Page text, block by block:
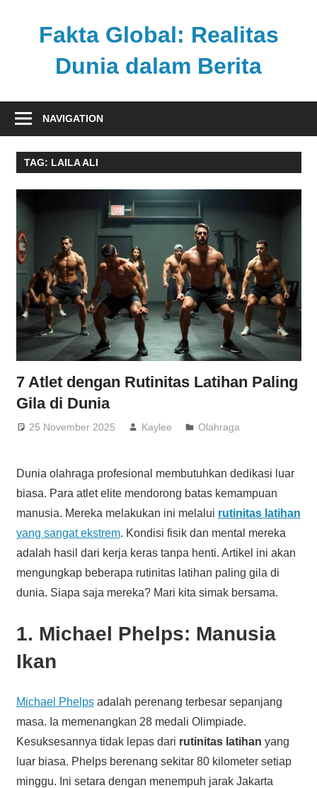
Fakta Global: Realitas
Dunia dalam Berita
kabar
dari
berbagai
pandang
NAVIGATION
TAG: LAILA ALI
7 Atlet dengan Rutinitas Latihan Paling
Gila di Dunia
25 November 2025 Kaylee Olahraga
Dunia olahraga profesional membutuhkan dedikasi luar
biasa. Para atlet elite mendorong batas kemampuan
manusia. Mereka melakukan ini melalui rutinitas latihan
yang sangat ekstrem. Kondisi fisik dan mental mereka
adalah hasil dari kerja keras tanpa henti. Artikel ini akan
mengungkap beberapa rutinitas latihan paling gila di
dunia. Siapa saja mereka? Mari kita simak bersama.
1. Michael Phelps: Manusia
Ikan
Michael Phelpsadalah perenang terbesar sepanjang
masa. Ia memenangkan 28 medali Olimpiade.
Kesuksesannya tidak lepas dari rutinitas latihan yang
luar biasa. Phelps berenang sekitar 80 kilometer setiap
minggu. Ini setara dengan menempuh jarak Jakarta